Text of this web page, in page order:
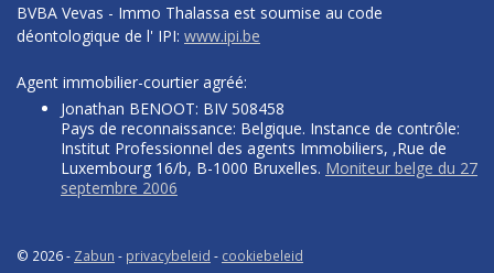
BVBA Vevas - Immo Thalassa est soumise au code
déontologique de l' IPI: www.ipi.be
Agent immobilier-courtier agréé:
Jonathan BENOOT: BIV 508458
Pays de reconnaissance: Belgique. Instance de contrôle:
Institut Professionnel des agents Immobiliers, ,Rue de
Luxembourg 16/b, B-1000 Bruxelles. Moniteur belge du 27
septembre 2006
© 2026 - Zabun - privacybeleid - cookiebeleid